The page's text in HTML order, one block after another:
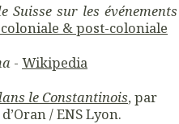
Suisse sur les événements
& post-coloniale
- Wikipedia
le Constantinois,par
/ ENS Lyon.